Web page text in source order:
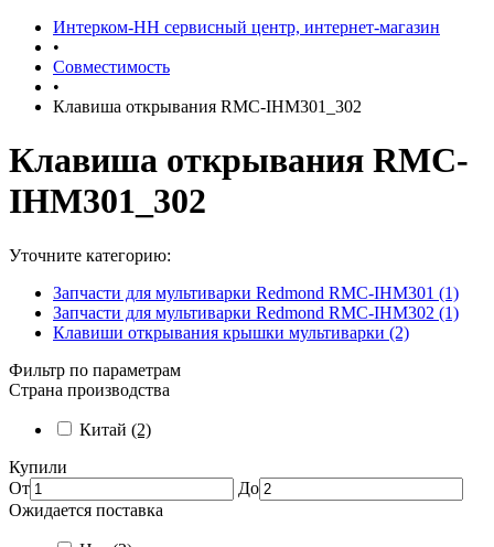
Интерком-НН сервисный центр, интернет-магазин
•
Совместимость
•
Клавиша открывания RMC-IHM301_302
Клавиша открывания RMC-
IHM301_302
Уточните категорию:
Запчасти для мультиварки Redmond RMC-IHM301 (1)
Запчасти для мультиварки Redmond RMC-IHM302 (1)
Клавиши открывания крышки мультиварки (2)
Фильтр по параметрам
Страна производства
Китай (2)
Купили
От
До
Ожидается поставка